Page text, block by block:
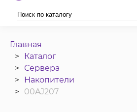
Главная
Каталог
Сервера
Накопители
00AJ207